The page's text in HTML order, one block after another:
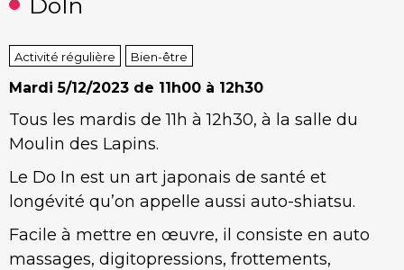
DoIn
Activité régulière Bien-être
Mardi 5/12/2023 de 11h00 à 12h30
Tous les mardis de 11h à 12h30, à la salle du
Moulin des Lapins.
Le Do In est un art japonais de santé et
longévité qu’on appelle aussi auto-shiatsu.
Facile à mettre en œuvre, il consiste en auto
massages, digitopressions, frottements,